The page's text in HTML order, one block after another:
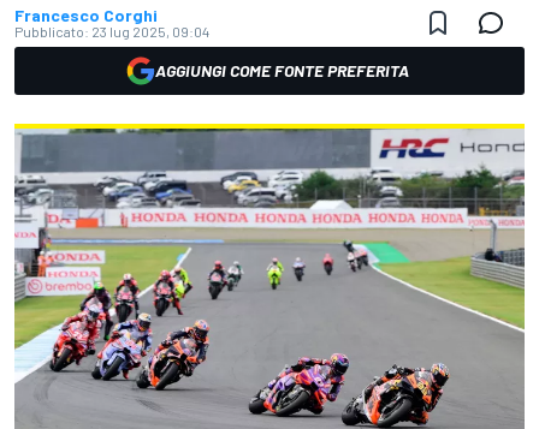
Francesco Corghi
Pubblicato: 23 lug 2025, 09:04
AGGIUNGI COME FONTE PREFERITA